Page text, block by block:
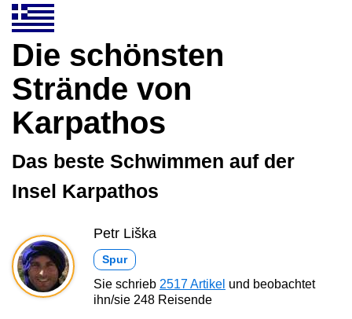
Die schönsten
Strände von
Karpathos
Das beste Schwimmen auf der
Insel Karpathos
Petr Liška
Spur
Sie schrieb 2517 Artikel und beobachtet
ihn/sie 248 Reisende